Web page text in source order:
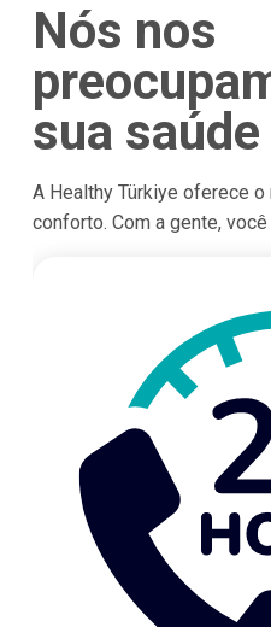
Nós nos
sua saúde
A Healthy Türkiye oferece
conforto. Com a gente,